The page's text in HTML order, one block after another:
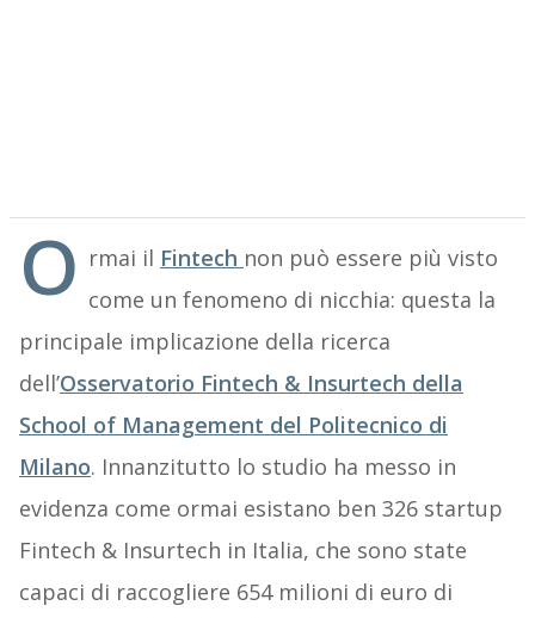
O rmai il Fintech non può essere più visto
come un fenomeno di nicchia: questa la
principale implicazione della ricerca
dell’Osservatorio Fintech & Insurtech della
School of Management del Politecnico di
Milano. Innanzitutto lo studio ha messo in
evidenza come ormai esistano ben 326 startup
Fintech & Insurtech in Italia, che sono state
capaci di raccogliere 654 milioni di euro di